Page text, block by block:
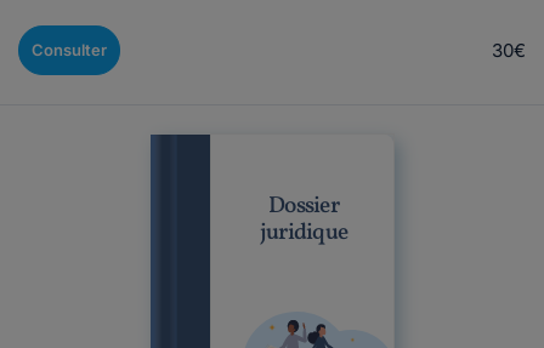
Consulter 30€
Dossier
juridique